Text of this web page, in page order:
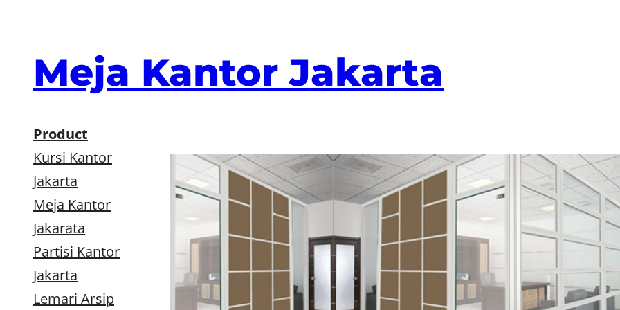
Meja Kantor Jakarta
Product
Kursi Kantor
Jakarta
Meja Kantor
Jakarata
Partisi Kantor
Jakarta
Lemari Arsip